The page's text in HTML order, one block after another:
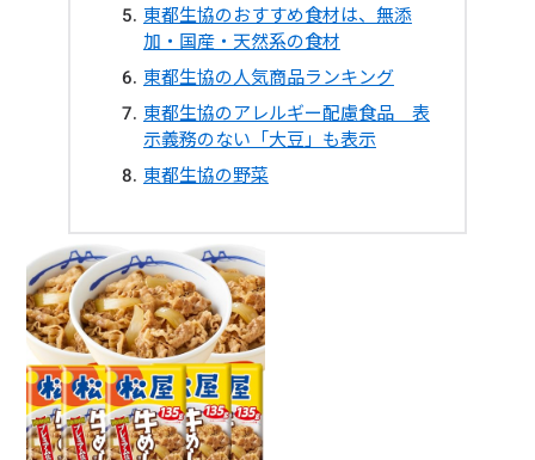
東都生協のおすすめ食材は、無添
加・国産・天然系の食材
東都生協の人気商品ランキング
東都生協のアレルギー配慮食品 表
示義務のない「大豆」も表示
東都生協の野菜